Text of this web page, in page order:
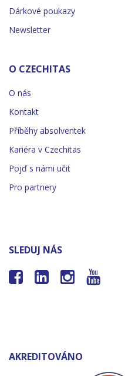
Dárkové poukazy
Newsletter
O CZECHITAS
O nás
Kontakt
Příběhy absolventek
Kariéra v Czechitas
Pojď s námi učit
Pro partnery
SLEDUJ NÁS
   
AKREDITOVÁNO